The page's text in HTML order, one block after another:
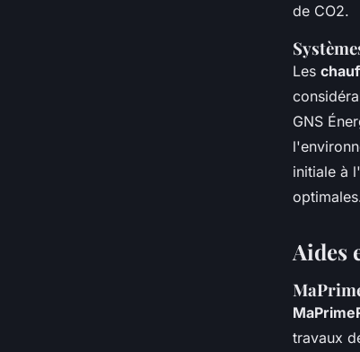
de CO2.
Les
GNS
initiale à
Aides
travaux